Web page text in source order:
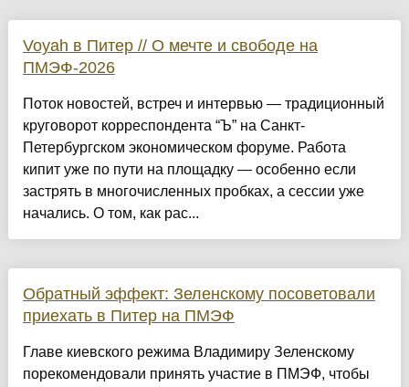
Voyah в Питер // О мечте и свободе на
ПМЭФ-2026
Поток новостей, встреч и интервью — традиционный
круговорот корреспондента “Ъ” на Санкт-
Петербургском экономическом форуме. Работа
кипит уже по пути на площадку — особенно если
застрять в многочисленных пробках, а сессии уже
начались. О том, как рас...
Обратный эффект: Зеленскому посоветовали
приехать в Питер на ПМЭФ
Главе киевского режима Владимиру Зеленскому
порекомендовали принять участие в ПМЭФ, чтобы